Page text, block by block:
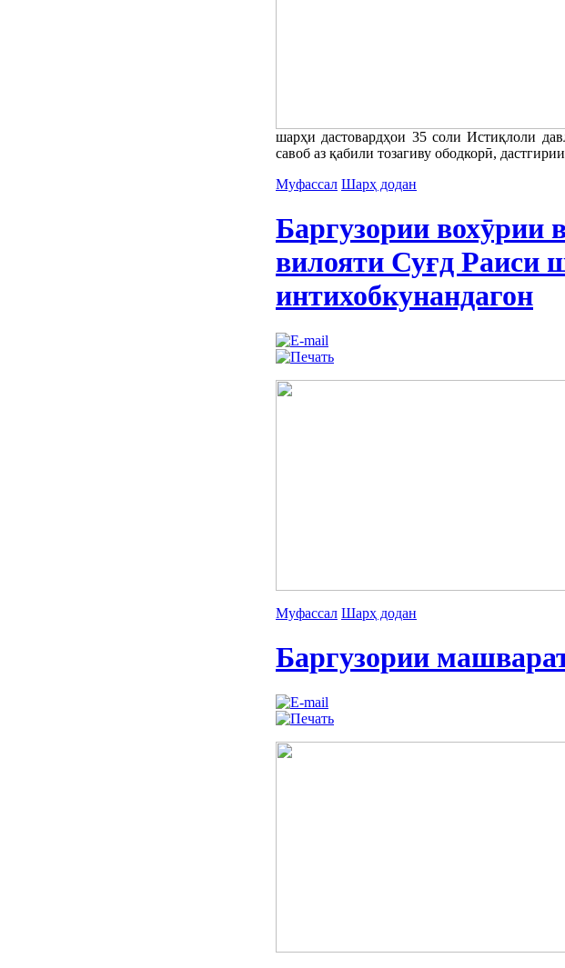
шарҳи дастовардҳои 35 соли Истиқлоли
савоб аз қабили тозагиву ободкорӣ,
Муфассал Шарҳ додан
Баргузории вохӯрии
вилояти Суғд Раиси
интихобкунандагон
Муфассал Шарҳ додан
Баргузории